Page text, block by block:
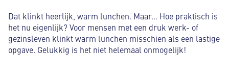
Dat klinkt heerlijk, warm lunchen. Maar… Hoe praktisch is
het nu eigenlijk? Voor mensen met een druk werk- of
gezinsleven klinkt warm lunchen misschien als een lastige
opgave. Gelukkig is het niet helemaal onmogelijk!